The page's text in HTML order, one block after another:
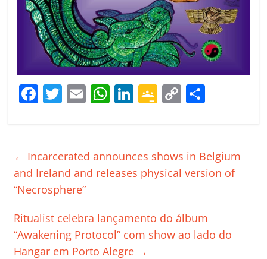
F
e
b
o
o
k
T
er
E
l
W
s
A
Li
e
dI
G
gl
e
a
ss
ro
C
y
Li
k
p
ar
ar
← Incarcerated announces shows in Belgium
and Ireland and releases physical version of
“Necrosphere”
Ritualist celebra lançamento do álbum
“Awakening Protocol” com show ao lado do
Hangar em Porto Alegre →